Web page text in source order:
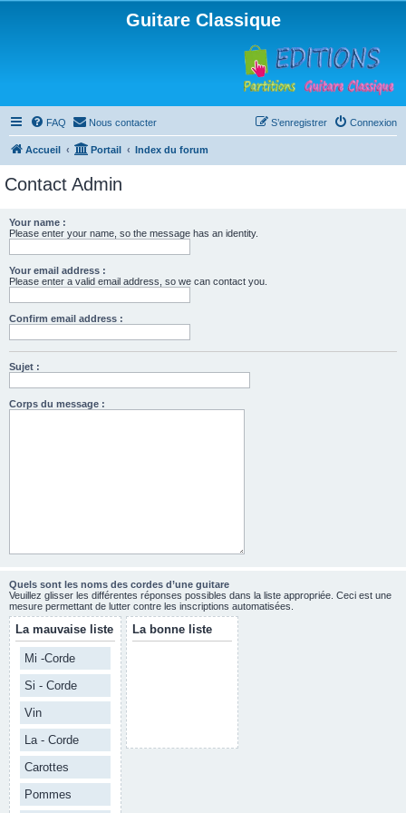
Guitare Classique
FAQ Nous contacter Connexion
S’enregistrer
Accueil Portail Index du forum
Contact Admin
Your name :
Please enter your name, so the message has an identity.
Your email address :
Please enter a valid email address, so we can contact you.
Confirm email address :
Sujet :
Corps du message :
Quels sont les noms des cordes d’une guitare
Veuillez glisser les différentes réponses possibles dans la liste appropriée. Ceci est une
mesure permettant de lutter contre les inscriptions automatisées.
La mauvaise liste
Mi -Corde
Si - Corde
Vin
La - Corde
Carottes
Pommes
La bonne liste